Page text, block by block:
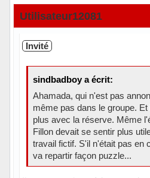
Utilisateur12081
Invité
sindbadboy a écrit:
Ahamada, qui n'est pas
même pas dans le groupe.
plus avec la réserve. Même
Fillon devait se sentir plus
travail fictif. S'il n'était pas en
va repartir façon puzzle...